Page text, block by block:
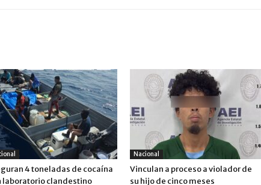
4 toneladas de cocaína
laboratorio clandestino
Nacional
Vinculan a proceso a violador de
su hijo de cinco meses